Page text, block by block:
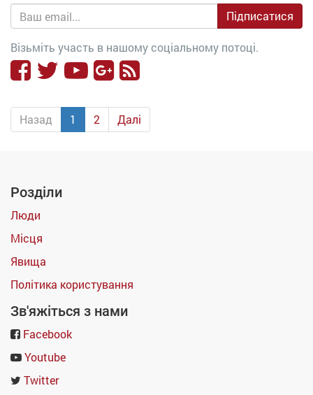
Підписатися
Візьміть участь в нашому соціальному потоці.
Назад 1 2 Далі
Розділи
Люди
Місця
Явища
Політика користування
Зв'яжіться з нами
Facebook
Youtube
Twitter